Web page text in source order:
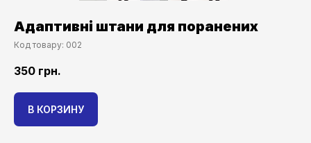
Адаптивні штани для поранених
Код товару: 002
350 грн.
В КОРЗИНУ